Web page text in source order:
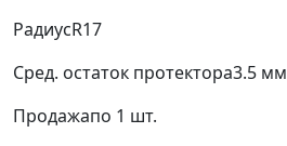
РадиусR17
Сред. остаток протектора3.5 мм
Продажапо 1 шт.